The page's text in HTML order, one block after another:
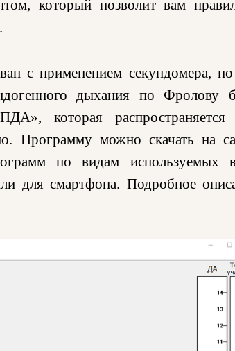
который позволит вам
с применением секундомера,
дыхания по Фролову
которая распространяется
Программу можно скачать на
по видам используемых
для смартфона. Подробное